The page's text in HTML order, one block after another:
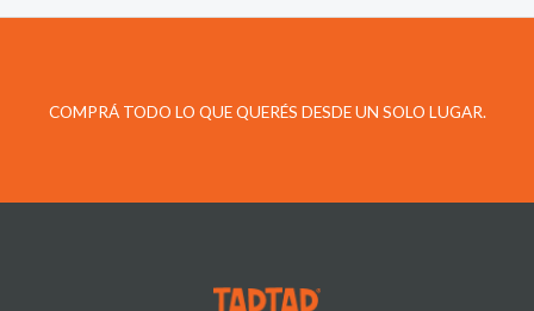
COMPRÁ TODO LO QUE QUERÉS DESDE UN SOLO LUGAR.